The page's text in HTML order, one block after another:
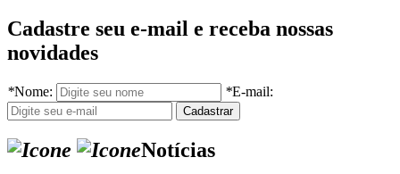
Cadastre seu e-mail e receba nossas
novidades
*Nome: *E-mail:
Notícias